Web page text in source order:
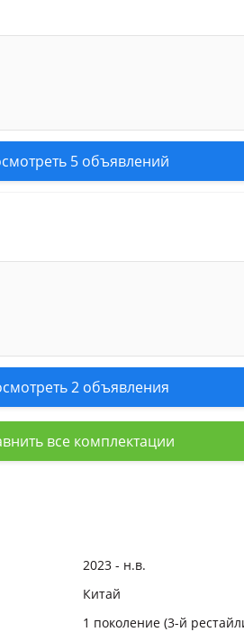
5 объявлений
2 объявления
все комплектации
2023 - н.в.
Китай
1 поколение (3-й